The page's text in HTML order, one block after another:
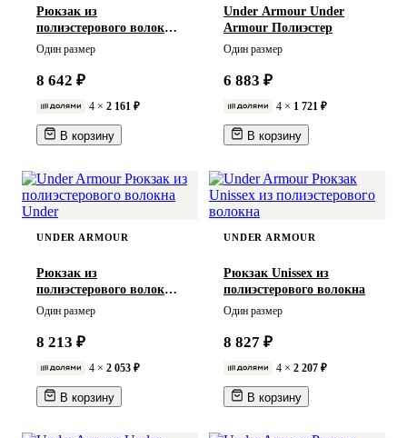
Рюкзак из
полиэстерового волокна
Under
Один размер
8 642 ₽
4 × 2 161 ₽
В корзину
Under Armour Under
Armour Полиэстер
Один размер
6 883 ₽
4 × 1 721 ₽
В корзину
UNDER ARMOUR
Рюкзак из
полиэстерового волокна
Under
Один размер
8 213 ₽
4 × 2 053 ₽
В корзину
UNDER ARMOUR
Рюкзак Unissex из
полиэстерового волокна
Один размер
8 827 ₽
4 × 2 207 ₽
В корзину